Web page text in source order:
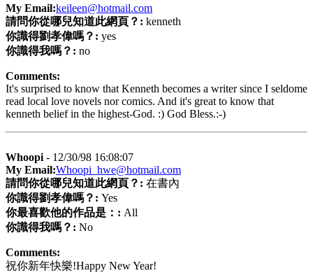
My Email:keileen@hotmail.com
請問你從哪兒知道此網頁？: kenneth
你識得劉孝偉嗎？: yes
你識得我嗎？: no
Comments:
It's surprised to know that Kenneth becomes a writer since I seldome
read local love novels nor comics. And it's great to know that
kenneth belief in the highest-God. :) God Bless.:-)
Whoopi - 12/30/98 16:08:07
My Email:Whoopi_hwe@hotmail.com
請問你從哪兒知道此網頁？: 在書內
你識得劉孝偉嗎？: Yes
你最喜歡他的作品是：: All
你識得我嗎？: No
Comments:
祝你新年快樂!Happy New Year!